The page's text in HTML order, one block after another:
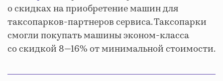
о скидках на приобретение машин для
таксопарков-партнеров сервиса. Таксопарки
смогли покупать машины эконом-класса
со скидкой 8—16% от минимальной стоимости.